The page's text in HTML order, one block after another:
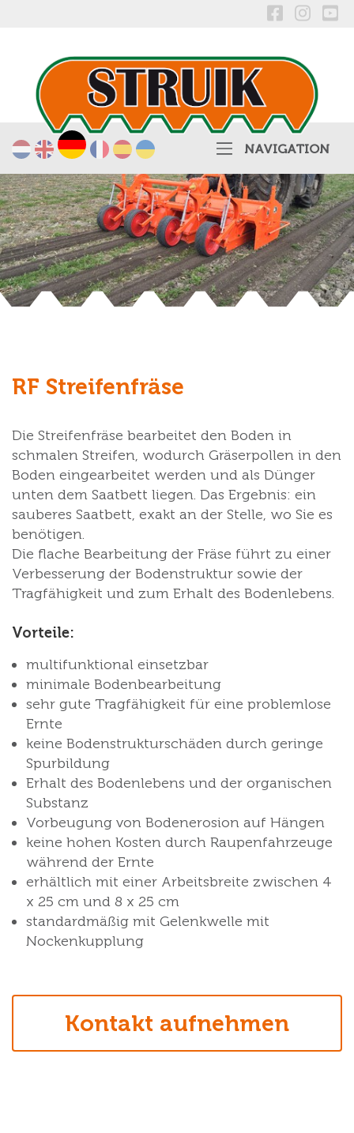
Nederlands
English
Deutsch
Français
Español
українська
RF Streifenfräse
Die Streifenfräse bearbeitet den Boden in
schmalen Streifen, wodurch Gräserpollen in den
Boden eingearbeitet werden und als Dünger
unten dem Saatbett liegen. Das Ergebnis: ein
sauberes Saatbett, exakt an der Stelle, wo Sie es
benötigen.
Die flache Bearbeitung der Fräse führt zu einer
Verbesserung der Bodenstruktur sowie der
Tragfähigkeit und zum Erhalt des Bodenlebens.
Vorteile:
multifunktional einsetzbar
minimale Bodenbearbeitung
sehr gute Tragfähigkeit für eine problemlose
Ernte
keine Bodenstrukturschäden durch geringe
Spurbildung
Erhalt des Bodenlebens und der organischen
Substanz
Vorbeugung von Bodenerosion auf Hängen
keine hohen Kosten durch Raupenfahrzeuge
während der Ernte
erhältlich mit einer Arbeitsbreite zwischen 4
x 25 cm und 8 x 25 cm
standardmäßig mit Gelenkwelle mit
Nockenkupplung
Kontakt aufnehmen
NAVIGATION